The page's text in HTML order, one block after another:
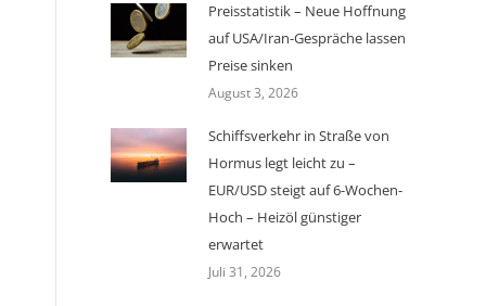
Preisstatistik – Neue Hoffnung
auf USA/Iran-Gespräche lassen
Preise sinken
August 3, 2026
Schiffsverkehr in Straße von
Hormus legt leicht zu –
EUR/USD steigt auf 6-Wochen-
Hoch – Heizöl günstiger
erwartet
Juli 31, 2026